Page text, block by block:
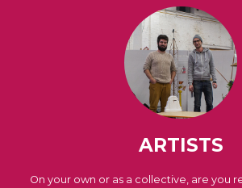
ARTISTS
On your own or as a collective, are you